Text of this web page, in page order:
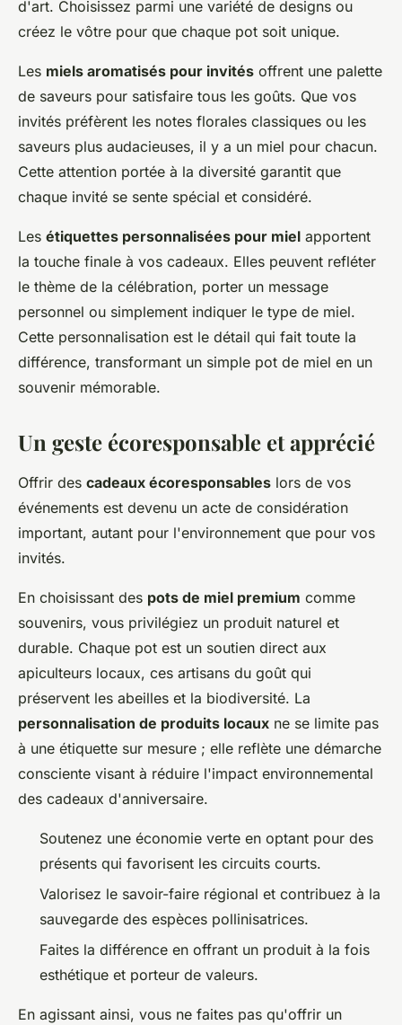
d'art. Choisissez parmi une variété de designs ou
créez le vôtre pour que chaque pot soit unique.
Les miels aromatisés pour invités offrent une palette
de saveurs pour satisfaire tous les goûts. Que vos
invités préfèrent les notes florales classiques ou les
saveurs plus audacieuses, il y a un miel pour chacun.
Cette attention portée à la diversité garantit que
chaque invité se sente spécial et considéré.
Les étiquettes personnalisées pour miel apportent
la touche finale à vos cadeaux. Elles peuvent refléter
le thème de la célébration, porter un message
personnel ou simplement indiquer le type de miel.
Cette personnalisation est le détail qui fait toute la
différence, transformant un simple pot de miel en un
souvenir mémorable.
Un geste écoresponsable et apprécié
Offrir des cadeaux écoresponsables lors de vos
événements est devenu un acte de considération
important, autant pour l'environnement que pour vos
invités.
En choisissant des pots de miel premium comme
souvenirs, vous privilégiez un produit naturel et
durable. Chaque pot est un soutien direct aux
apiculteurs locaux, ces artisans du goût qui
préservent les abeilles et la biodiversité. La
personnalisation de produits locaux ne se limite pas
à une étiquette sur mesure ; elle reflète une démarche
consciente visant à réduire l'impact environnemental
des cadeaux d'anniversaire.
Soutenez une économie verte en optant pour des
présents qui favorisent les circuits courts.
Valorisez le savoir-faire régional et contribuez à la
sauvegarde des espèces pollinisatrices.
Faites la différence en offrant un produit à la fois
esthétique et porteur de valeurs.
En agissant ainsi, vous ne faites pas qu'offrir un